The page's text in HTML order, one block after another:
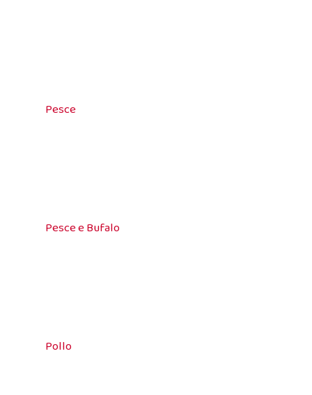
Pesce
Pesce e Bufalo
Pollo